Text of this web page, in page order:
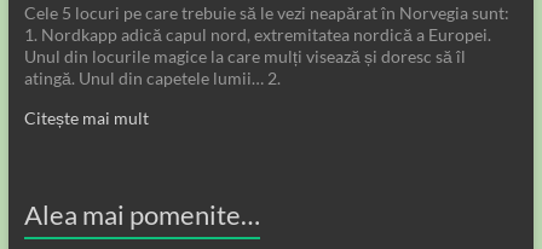
Cele 5 locuri pe care trebuie să le vezi neapărat în Norvegia sunt:
1. Nordkapp adică capul nord, extremitatea nordică a Europei.
Unul din locurile magice la care mulți visează și doresc să îl
atingă. Unul din capetele lumii… 2.
Citește mai mult
Alea mai pomenite…